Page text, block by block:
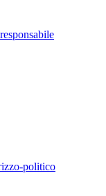
politico